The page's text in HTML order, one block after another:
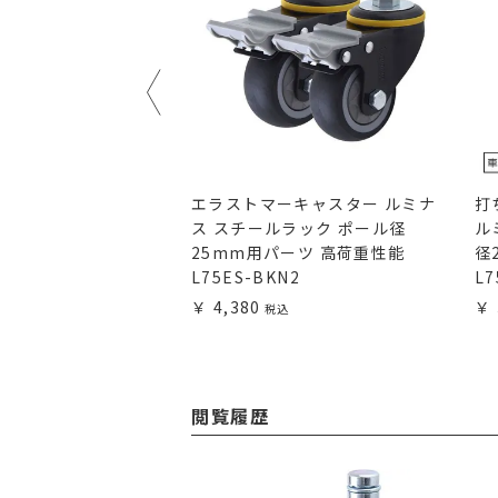
エラストマーキャスター ルミナ
ス スチールラック ポール径
25mm用パーツ 高荷重性能
L75ES-BKN2
4,380
打
ル
径
閲覧履歴